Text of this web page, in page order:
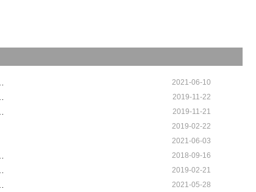
2021-06-10
2019-11-22
2019-11-21
2019-02-22
2021-06-03
2018-09-16
2019-02-21
2021-05-28